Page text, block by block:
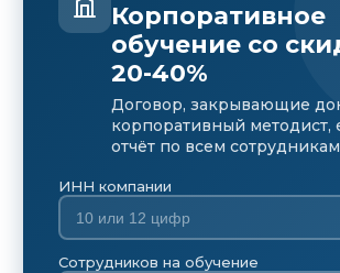
Корпоративное
обучение со
20-40%
Договор, закрывающие
корпоративный методист,
отчёт по всем сотрудникам
ИНН компании
Сотрудников на обучение